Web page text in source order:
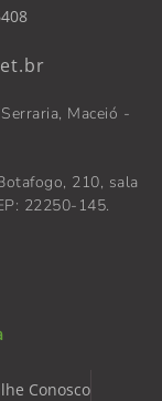
Maceió -
210, sala
22250-145.
Conosco